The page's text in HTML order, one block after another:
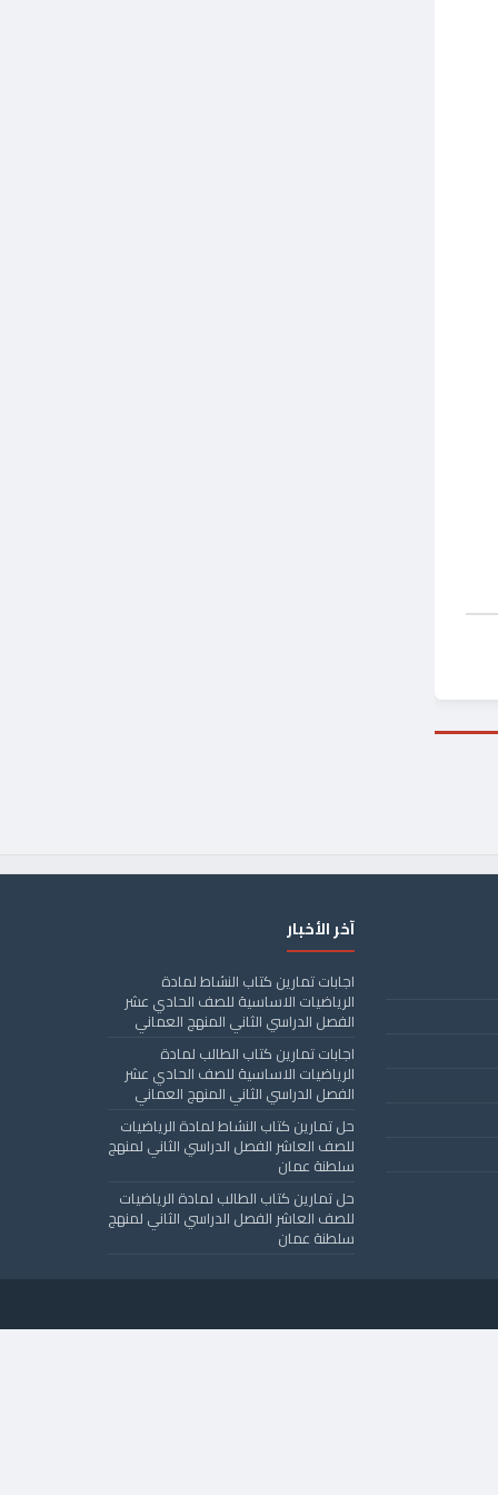
آخر الأخبار
اجابات تمارين كتاب النشاط لمادة
الرياضيات الاساسية للصف الحادي عشر
الفصل الدراسي الثاني المنهج العماني
اجابات تمارين كتاب الطالب لمادة
الرياضيات الاساسية للصف الحادي عشر
الفصل الدراسي الثاني المنهج العماني
حل تمارين كتاب النشاط لمادة الرياضيات
للصف العاشر الفصل الدراسي الثاني لمنهج
سلطنة عمان
حل تمارين كتاب الطالب لمادة الرياضيات
للصف العاشر الفصل الدراسي الثاني لمنهج
سلطنة عمان